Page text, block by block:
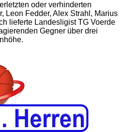
oder verhinderten
Leon Fedder, Alex Strahl, Marius
lieferte Landesligist TG Voerde
Gegner über drei